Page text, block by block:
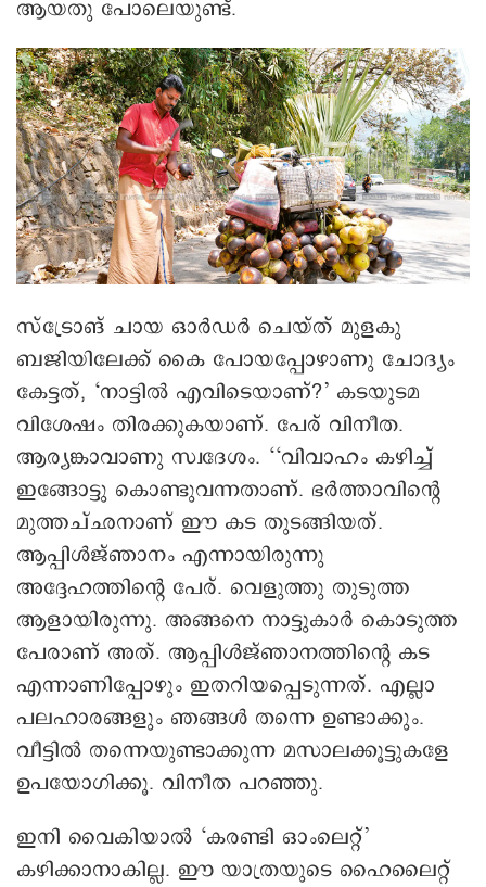
ആയതു പോലെയുണ്ട്.
സ്ട്രോങ് ചായ ഒാർഡർ ചെയ്ത് മുളകു
ബജിയിലേക്ക് കൈ പോയപ്പോഴാണു ചോദ്യം
കേട്ടത്, ‘നാട്ടിൽ എവിടെയാണ്?’ കടയുടമ
വിശേഷം തിരക്കുകയാണ്. പേര് വിനീത.
ആര്യങ്കാവാണു സ്വദേശം. ‘‘വിവാഹം കഴിച്ച്
ഇങ്ങോട്ടു കൊണ്ടുവന്നതാണ്. ഭർത്താവിന്റെ
മുത്തച്ഛനാണ് ഈ കട തുടങ്ങിയത്.
ആപ്പിൾജ്ഞാനം എന്നായിരുന്നു
അദ്ദേഹത്തിന്‍റെ പേര്. വെളുത്തു തുടുത്ത
ആളായിരുന്നു. അങ്ങനെ നാട്ടുകാർ കൊടുത്ത
പേരാണ് അത്. ആപ്പിൾജ്‍‍ഞാനത്തിന്റെ കട
എന്നാണിപ്പോഴും ഇതറിയപ്പെടുന്നത്. എല്ലാ
പലഹാരങ്ങളും ഞങ്ങൾ തന്നെ ഉണ്ടാക്കും.
വീട്ടില്‍ തന്നെയുണ്ടാക്കുന്ന മസാലക്കൂട്ടുകളേ
ഉപയോഗിക്കൂ. വിനീത പറഞ്ഞു.
ഇനി വൈകിയാൽ ‘കരണ്ടി ഒാംലെറ്റ്’
കഴിക്കാനാകില്ല. ഈ യാത്രയുടെ ഹൈലൈറ്റ്